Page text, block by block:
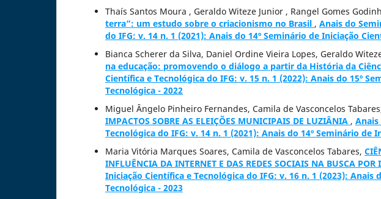
Thaís Santos Moura , Geraldo Witeze Junior , Rangel Gomes
terra”: um estudo sobre o criacionismo no Brasil , Anais do
do IFG: v. 14 n. 1 (2021): Anais do 14º Seminário de Iniciação
Bianca Scherer da Silva, Daniel Ordine Vieira Lopes, Geraldo
na educação: promovendo o diálogo a partir da História da
Científica e Tecnológica do IFG: v. 15 n. 1 (2022): Anais do 15º
Tecnológica - 2022
Miguel Ângelo Pinheiro Fernandes, Camila de Vasconcelos
IMPACTOS SOBRE AS ELEIÇÕES MUNICIPAIS DE LUZIÂNIA ,
Tecnológica do IFG: v. 14 n. 1 (2021): Anais do 14º Seminário de
Maria Vitória Marques Soares, Camila de Vasconcelos Tabares,
INFLUÊNCIA DA INTERNET E DAS REDES SOCIAIS NA BUSCA POR
Iniciação Científica e Tecnológica do IFG: v. 16 n. 1 (2023): Anais
Tecnológica - 2023